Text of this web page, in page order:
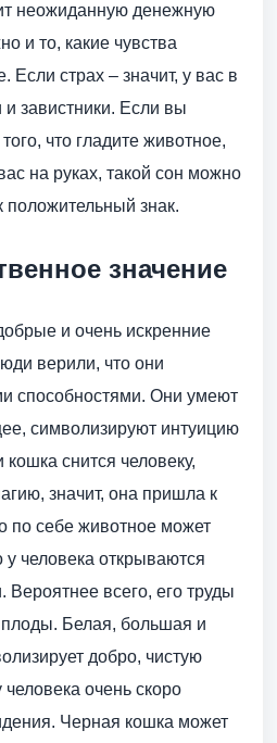
неожиданную денежную
и то, какие чувства
Если страх – значит, у вас в
и завистники. Если вы
что гладите животное,
на руках, такой сон можно
положительный знак.
значение
и очень искренние
верили, что они
способностями. Они умеют
символизируют интуицию
снится человеку,
значит, она пришла к
по себе животное может
у человека открываются
Вероятнее всего, его труды
плоды. Белая, большая и
добро, чистую
очень скоро
Черная кошка может